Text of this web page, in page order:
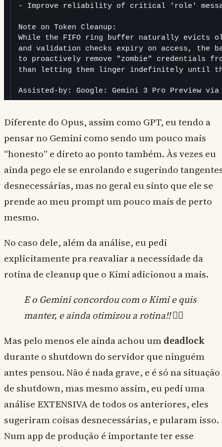
Diferente do Opus, assim como GPT, eu tendo a
pensar no Gemini como sendo um pouco mais
“honesto” e direto ao ponto também. Às vezes eu
ainda pego ele se enrolando e sugerindo
desnecessárias, mas no geral eu sinto que ele se
prende ao meu prompt um pouco mais de perto
mesmo.
No caso dele, além da análise, eu pedi
explicitamente pra reavaliar a necessidade da
rotina de cleanup que o Kimi adicionou a mais.
E o Gemini concordou com o Kimi e quis
manter, e ainda otimizou a rotina!! 🤦‍♂️
Mas pelo menos ele ainda achou umdeadlock
durante o shutdown do servidor que ninguém
antes pensou. Não é nada grave, e é só na situação
de shutdown, mas mesmo assim, eu pedi uma
análise EXTENSIVA de todos os anteriores, eles
sugeriram coisas desnecessárias, e pularam isso.
Num app de produção é importante ter esse